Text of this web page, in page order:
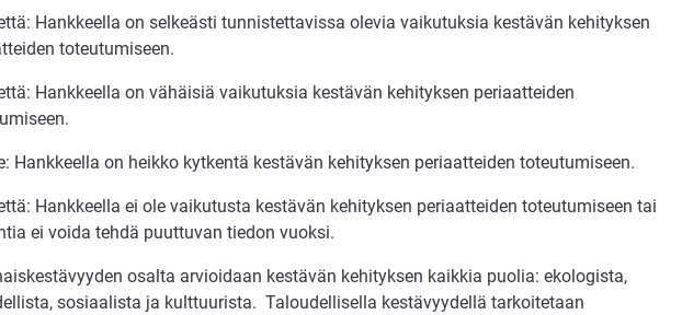
Hankkeella on selkeästi tunnistettavissa olevia vaikutuksia kestävän kehityksen
toteutumiseen.
Hankkeella on vähäisiä vaikutuksia kestävän kehityksen periaatteiden
Hankkeella on heikko kytkentä kestävän kehityksen periaatteiden toteutumiseen.
Hankkeella ei ole vaikutusta kestävän kehityksen periaatteiden toteutumiseen tai
ei voida tehdä puuttuvan tiedon vuoksi.
osalta arvioidaan kestävän kehityksen kaikkia puolia: ekologista,
sosiaalista ja kulttuurista. Taloudellisella kestävyydellä tarkoitetaan